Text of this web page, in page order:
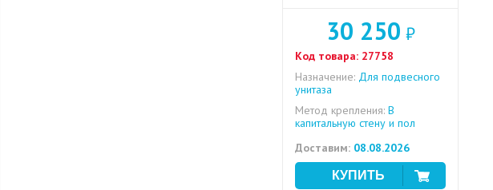
30 250 ₽
Код товара: 27758
Назначение: Для подвесного
унитаза
Метод крепления: В
капитальную стену и пол
Доставим: 08.08.2026